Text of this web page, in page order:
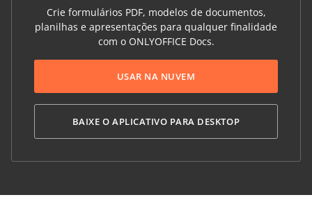
Crie formulários PDF, modelos de documentos,
planilhas e apresentações para qualquer finalidade
com o ONLYOFFICE Docs.
USAR NA NUVEM
BAIXE O APLICATIVO PARA DESKTOP